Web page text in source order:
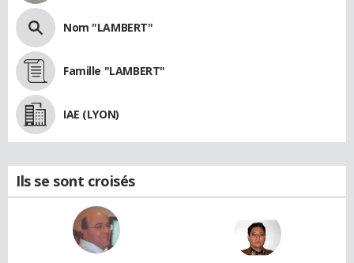
Nom "LAMBERT"
Famille "LAMBERT"
IAE (LYON)
Ils se sont croisés